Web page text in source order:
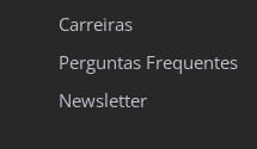
Carreiras
Perguntas Frequentes
Newsletter